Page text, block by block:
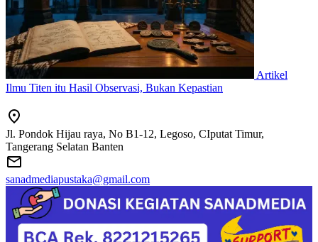
Artikel
Ilmu Titen itu Hasil Observasi, Bukan Kepastian
Jl. Pondok Hijau raya, No B1-12, Legoso, CIputat Timur,
Tangerang Selatan Banten
sanadmediapustaka@gmail.com